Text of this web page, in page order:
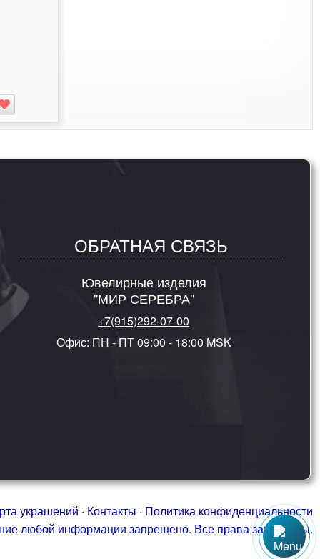
ОБРАТНАЯ СВЯЗЬ
Ювелирные изделия
"МИР СЕРЕБРА"
+7(915)292-07-00
Офис: ПН - ПТ 09:00 - 18:00 MSK
украшений · Контакты · Политика конфиденциальности
любой информации запрещено. Все права защищены.